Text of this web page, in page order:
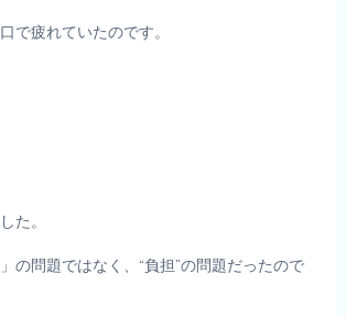
で疲れていたのです。
た。
の問題ではなく、“負担”の問題だったので